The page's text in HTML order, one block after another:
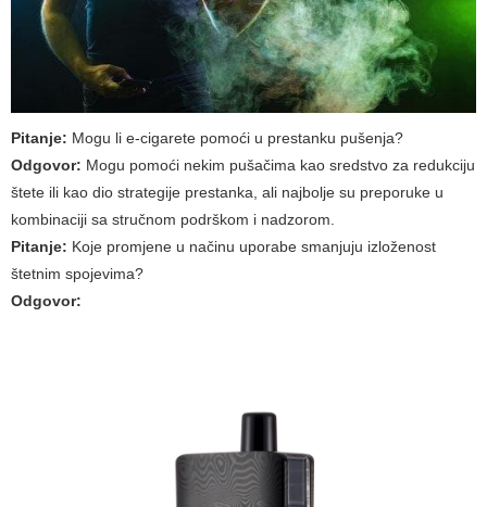
Pitanje: Mogu li e-cigarete pomoći u prestanku pušenja?
Odgovor: Mogu pomoći nekim pušačima kao sredstvo za redukciju
štete ili kao dio strategije prestanka, ali najbolje su preporuke u
kombinaciji sa stručnom podrškom i nadzorom.
Pitanje: Koje promjene u načinu uporabe smanjuju izloženost
štetnim spojevima?
Odgovor: